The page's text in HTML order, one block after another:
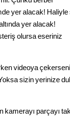
yer alacak!
yer alacak!
olursa eseriniz
videoya
sizin yerinize
parçayı